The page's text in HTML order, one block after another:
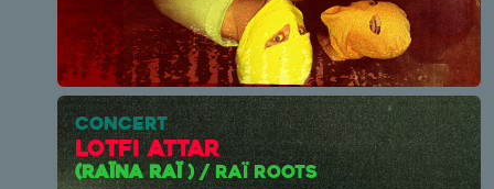
CONCERT
Lotfi Attar
(RAÏNA RAÏ) / RAÏ ROOTS